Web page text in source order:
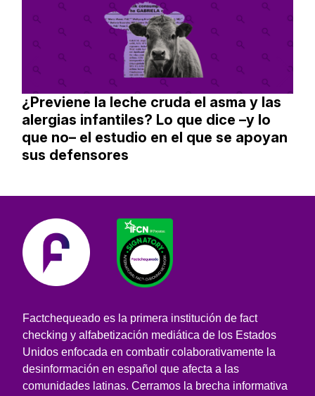
¿Previene la leche cruda el asma y las
alergias infantiles? Lo que dice –y lo
que no– el estudio en el que se apoyan
sus defensores
Factchequeado es la primera institución de fact
checking y alfabetización mediática de los Estados
Unidos enfocada en combatir colaborativamente la
desinformación en español que afecta a las
comunidades latinas. Cerramos la brecha informativa